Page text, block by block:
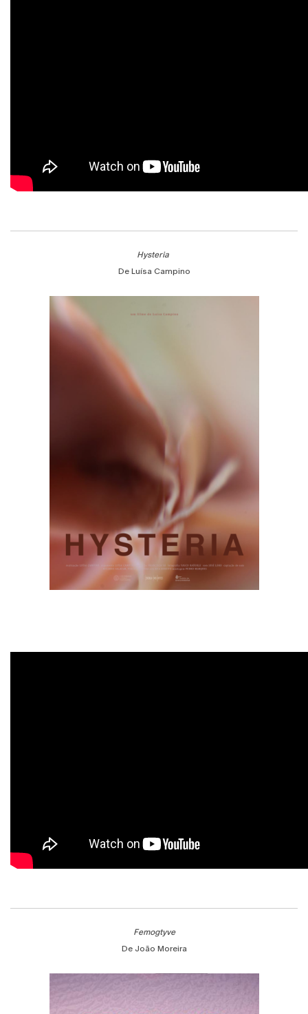
Hysteria
De Luísa Campino
Femogtyve
De João Moreira